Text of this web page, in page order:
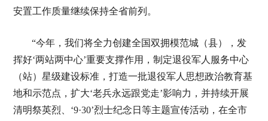
安置工作质量继续保持全省前列。
“今年，我们将全力创建全国双拥模范城（县），发
挥好‘两站两中心’重要支撑作用，制定退役军人服务中心
（站）星级建设标准，打造一批退役军人思想政治教育基
地和示范点，扩大‘老兵永远跟党走’影响力，并持续开展
清明祭英烈、‘9·30’烈士纪念日等主题宣传活动，在全市